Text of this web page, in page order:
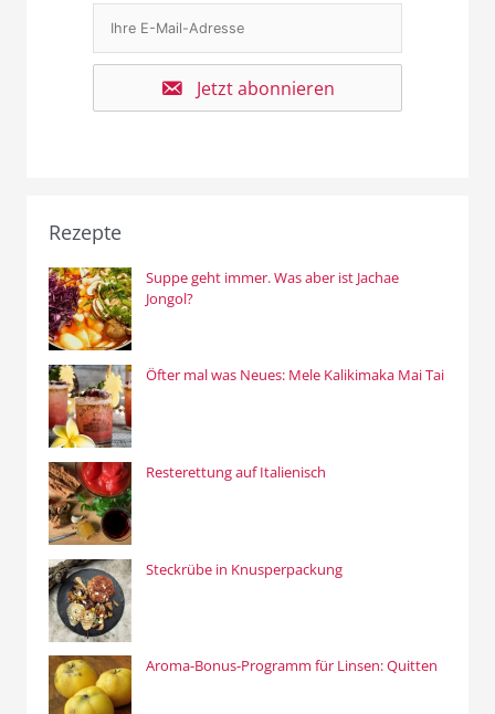
Jetzt abonnieren
Rezepte
Suppe geht immer. Was aber ist Jachae
Jongol?
Öfter mal was Neues: Mele Kalikimaka Mai Tai
Resterettung auf Italienisch
Steckrübe in Knusperpackung
Aroma-Bonus-Programm für Linsen: Quitten